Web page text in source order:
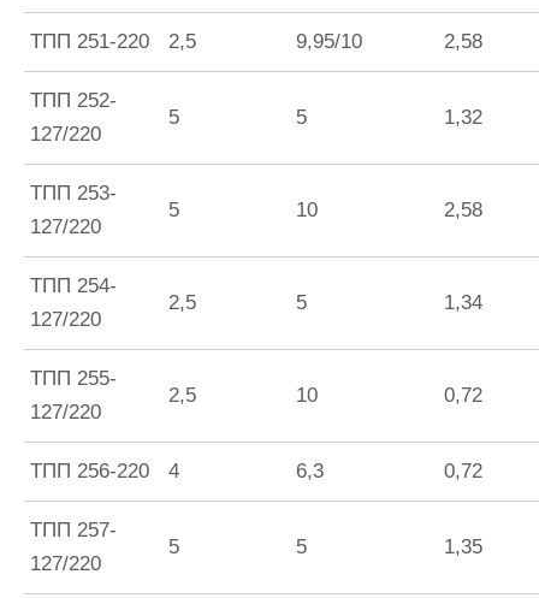
ТПП 251-220 2,5 9,95/10 2,58
ТПП 252-
127/220
5 5 1,32
ТПП 253-
127/220
5 10 2,58
ТПП 254-
127/220
2,5 5 1,34
ТПП 255-
127/220
2,5 10 0,72
ТПП 256-220 4 6,3 0,72
ТПП 257-
127/220
5 5 1,35